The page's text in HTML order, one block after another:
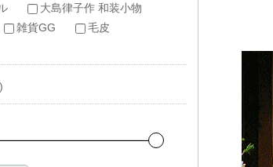
大島律子作 和装小物
雑貨GG 毛皮